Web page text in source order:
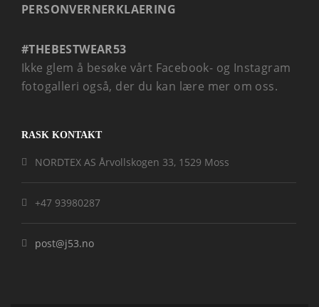
PERSONVERNERKLAERING
#THEBESTWEAR53
Ikke glem å besøke vårt Facebook- og Instagram
fotogalleri også, der du kan lære mer om oss.
RASK KONTAKT
NORDTEX AS Årvollskogen 33, 1529 Moss
+47 93980287
post@j53.no